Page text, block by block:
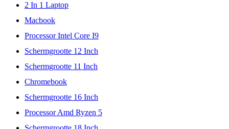
2 In 1 Laptop
Macbook
Processor Intel Core I9
Schermgrootte 12 Inch
Schermgrootte 11 Inch
Chromebook
Schermgrootte 16 Inch
Processor Amd Ryzen 5